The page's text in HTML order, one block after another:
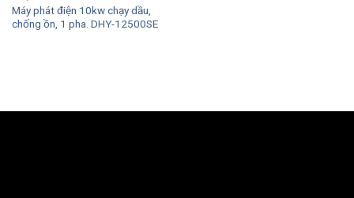
Máy phát điện 10kw chạy dầu,
chống ồn, 1 pha. DHY-12500SE